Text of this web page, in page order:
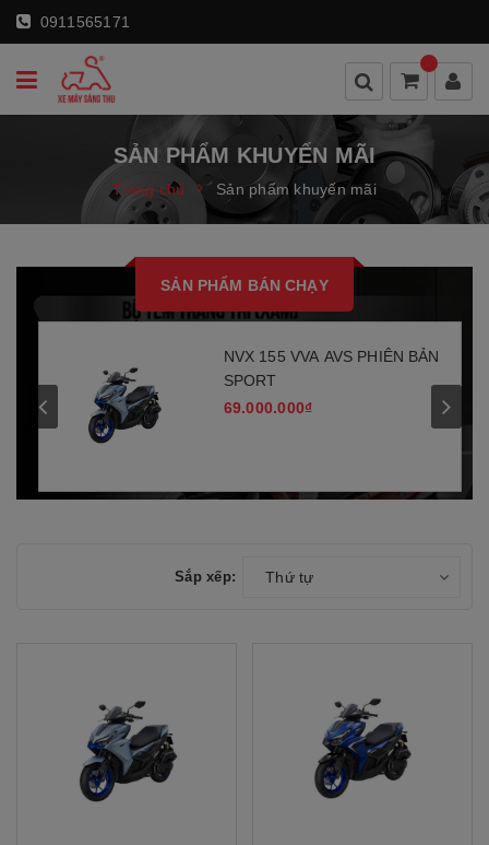
0911565171
SẢN PHẨM KHUYẾN MÃI
Trang chủ Sản phẩm khuyến mãi
SẢN PHẨM BÁN CHẠY
NVX 155 VVA AVS PHIÊN BẢN
SPORT
69.000.000₫
Sắp xếp: Thứ tự